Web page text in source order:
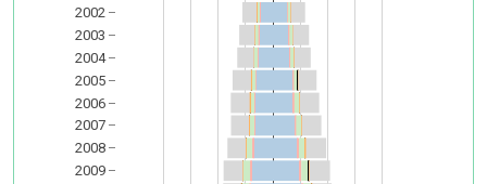
2009
2008
2007
2006
2005
2004
2003
2002